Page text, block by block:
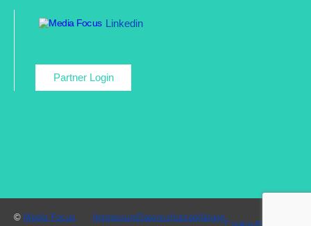
Linkedin
Partner Login
© Media Focus ImpressumDatenschutzerklärung
Cookie-Richtlinien